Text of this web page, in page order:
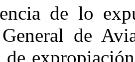
de lo
de
de